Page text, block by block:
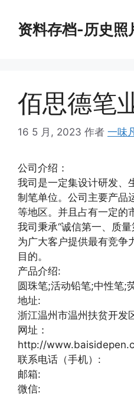
资料存档-历史照
佰思德笔
16 5 月, 2023 作者 一味
公司介绍：
我司是一定集设计研发、
制笔单位。公司主要产品
等地区。并且占有一定的
我司秉承“诚信第一、质量
为广大客户提供最有竞争
目的。
产品介绍:
圆珠笔;活动铅笔;中性笔;
地址:
浙江温州市温州扶贫开发
网址：
http://
联系电话（手机）:
邮箱:
微信: